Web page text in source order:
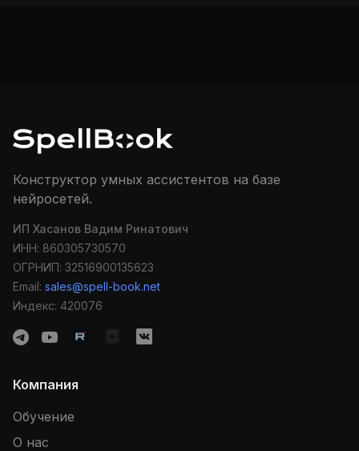
Конструктор умных ассистентов на базе
нейросетей.
ИП Хасанов Вадим Ринатович
ИНН: 860305730570
ОГРНИП: 32516900135623
Email: sales@spell-book.net
Индекс: 420076
Компания
Обучение
О нас